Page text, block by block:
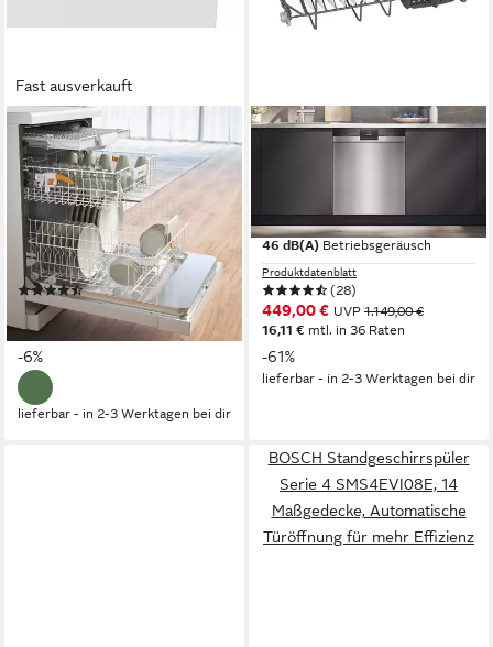
Fast ausverkauft
MIELE
Standgeschirrspüler G 5611
SC Active
59,8 x 84,5 x 60 cm
B/H/T
freistehend (unterbaufähig)
45 dB(A) Betriebsgeräusch
Produktdatenblatt
(16)
749,00 € UVP799,00 €
21,75 €
mtl. in 48 Raten
-6%
lieferbar - in 2-3 Werktagen bei dir
SIEMENS
Unterbaugerät Einbauart
46 dB(A) Betriebsgeräusch
Produktdatenblatt
(28)
449,00 € UVP 1.149,00 €
16,11 € mtl. in 36 Raten
-61%
lieferbar - in 2-3 Werktagen bei dir
BOSCH Standgeschirrspüler
Serie 4 SMS4EVI08E, 14
Maßgedecke, Automatische
Türöffnung für mehr Effizienz